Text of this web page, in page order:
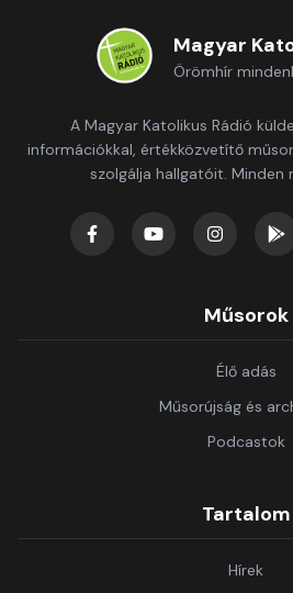
Magyar
Örömhír
A Magyar Katolikus Rádió
információkkal, értékközvetítő
szolgálja hallgatóit. Minden
Műsorok
Élő adás
Műsorújság és
Podcastok
Tartalom
Hírek